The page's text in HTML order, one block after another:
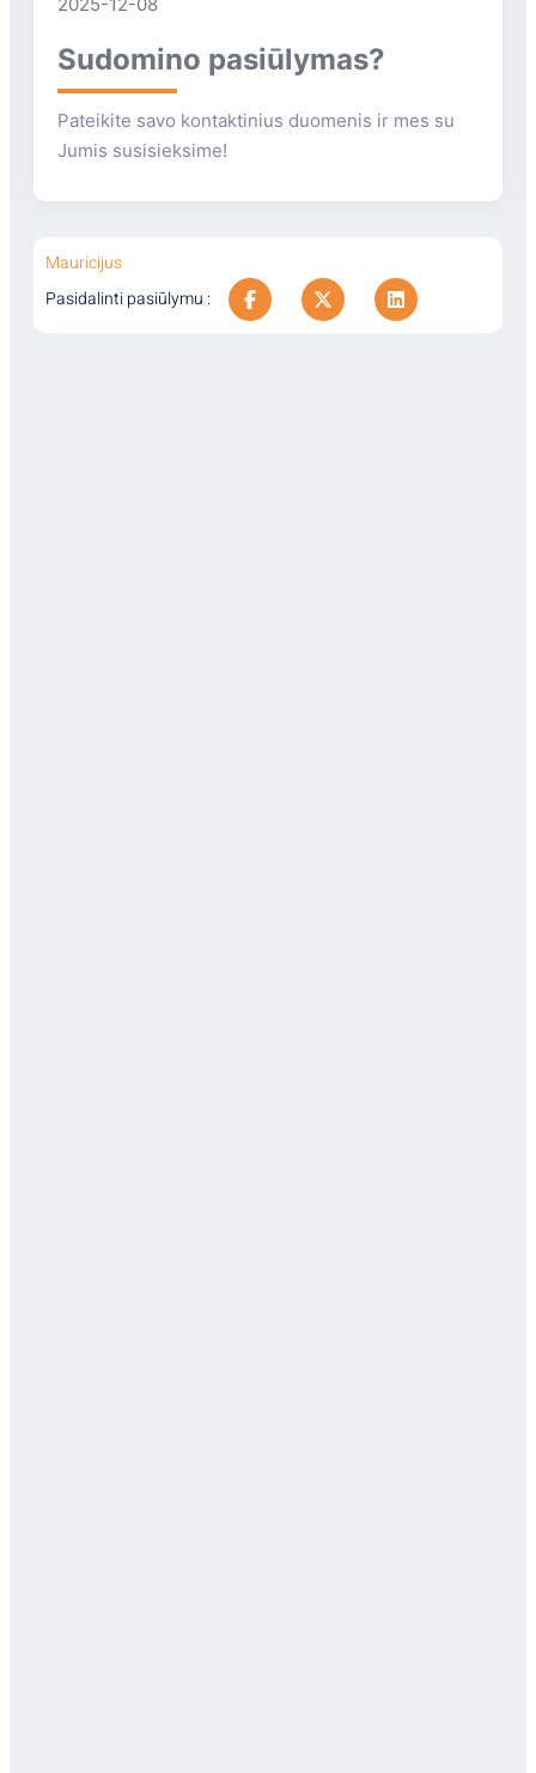
Sudomino pasiūlymas?
Pateikite savo kontaktinius duomenis ir mes su
Jumis susisieksime!
Mauricijus
Pasidalinti pasiūlymu :